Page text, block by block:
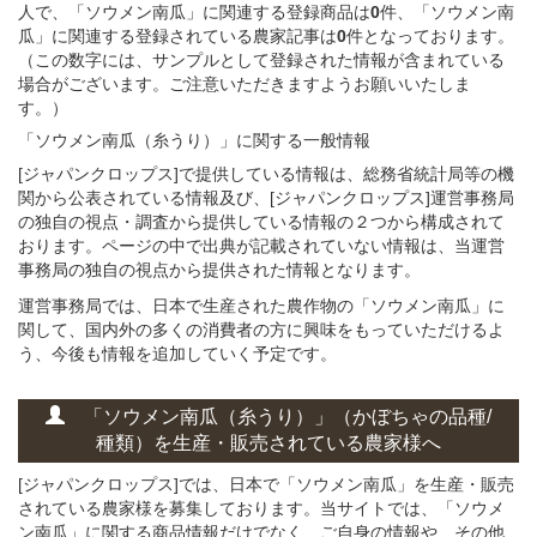
人で、「ソウメン南瓜」に関連する登録商品は0件、「ソウメン南
瓜」に関連する登録されている農家記事は0件となっております。
（この数字には、サンプルとして登録された情報が含まれている
場合がございます。ご注意いただきますようお願いいたしま
す。）
「ソウメン南瓜（糸うり）」に関する一般情報
[ジャパンクロップス]で提供している情報は、総務省統計局等の機
関から公表されている情報及び、[ジャパンクロップス]運営事務局
の独自の視点・調査から提供している情報の２つから構成されて
おります。ページの中で出典が記載されていない情報は、当運営
事務局の独自の視点から提供された情報となります。
運営事務局では、日本で生産された農作物の「ソウメン南瓜」に
関して、国内外の多くの消費者の方に興味をもっていただけるよ
う、今後も情報を追加していく予定です。
「ソウメン南瓜（糸うり）」 （かぼちゃの品種/
種類）
を生産・販売されている農家様へ
[ジャパンクロップス]では、日本で「ソウメン南瓜」を生産・販売
されている農家様を募集しております。当サイトでは、「ソウメ
ン南瓜」に関する商品情報だけでなく、ご自身の情報や、その他